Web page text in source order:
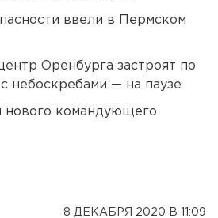
ввели в Пермском
Оренбурга застроят по
небоскребами — на паузе
нового командующего
8 ДЕКАБРЯ 2020 В 11:09